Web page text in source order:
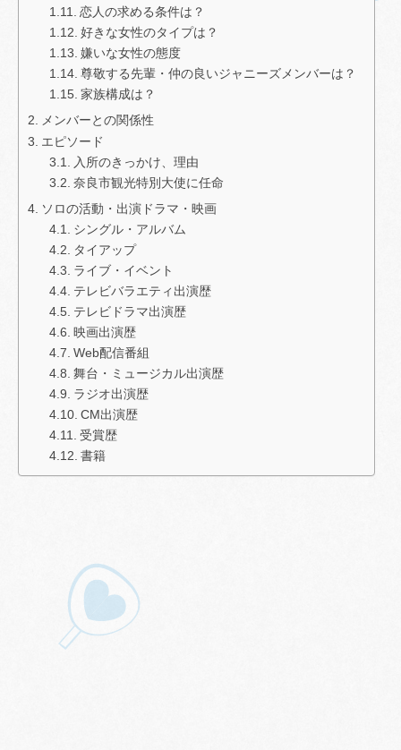
恋人の求める条件は？
好きな女性のタイプは？
嫌いな女性の態度
尊敬する先輩・仲の良いジャニーズメンバーは？
家族構成は？
メンバーとの関係性
エピソード
入所のきっかけ、理由
奈良市観光特別大使に任命
ソロの活動・出演ドラマ・映画
シングル・アルバム
タイアップ
ライブ・イベント
テレビバラエティ出演歴
テレビドラマ出演歴
映画出演歴
Web配信番組
舞台・ミュージカル出演歴
ラジオ出演歴
CM出演歴
受賞歴
書籍